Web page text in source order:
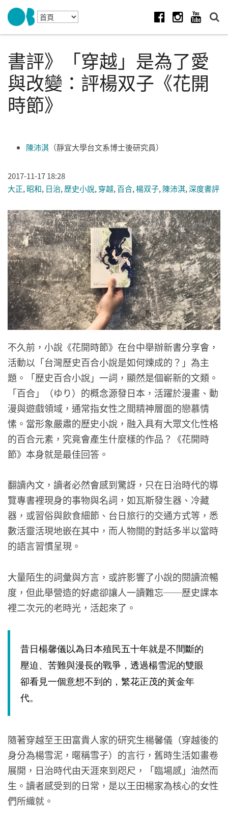
Skip to navigation
移至主內容
書評》「穿越」是為了愛
與改變：評楊双子《花開
時節》
陳沛淇 （靜宜大學台文系博士後研究員）
2017-11-17 18:28
大正, 昭和, 日治, 歷史小說, 穿越, 百合,楊双子, 陳沛淇,深度書評
不久前，小說《花開時節》在台中舉辦新書分享會，
活動以「台灣歷史百合小說是如何煉成的？」為主
題。「歷史百合小說」一詞，顯然是個嶄新的文類。
「百合」（ゆり）的概念源發日本，活躍於漫畫、動
漫與遊戲領域，通常指女性之間精神層面的戀慕情
愫。當形象嚴肅的歷史小說，融入具有大眾文化性格
的百合元素，究竟會產生什麼樣的作品？《花開時
節》本身就是最佳回答。
翻讀內文，讀者必然會感到驚訝，只在日治時代的導
覽專書裡現身的事物與名詞，如瓦斯發生器、冷藏
器，或習俗與飲食細節、台日旅行的交通方式等，悉
數活靈活現地嵌在其中，而人物間的對話多半以當時
的語言習慣呈現。
大量陌生的詞彙與方言，或許影響了小說的閱讀流暢
度，但此舉營造的好處卻讓人一讀難忘──歷史課本
裡二次元的老時光，活起來了。
昔日楊馨儀以為日本殖民五十年就是不間斷的
壓迫、苦難與漫長的戰爭，透過楊雪泥的雙眼
卻看見一個意想不到的，繁花正茂的黃金年
代。
隨著穿越至王田富貴人家的研究生楊馨儀（穿越後的
身分為楊雪泥，暱稱雪子）的言行，舊時生活如畫卷
展開，日治時代由天涯來到咫尺，「臨場感」油然而
生。讀者感受到的日常，是以王田楊家為核心的女性
們所織就。